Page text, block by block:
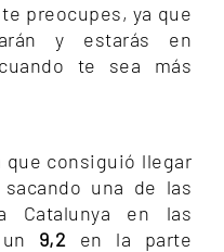
preocupes, ya que
y estarás en
te sea más
que consiguió llegar
una de las
Catalunya en las
9,2 en la parte